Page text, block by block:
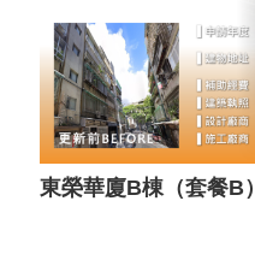
東榮華廈B棟（套餐B）